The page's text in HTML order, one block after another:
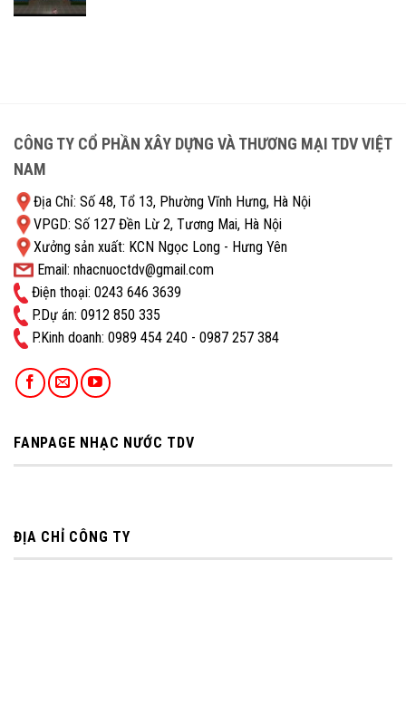
CÔNG TY CỔ PHẦN XÂY DỰNG VÀ THƯƠNG MẠI TDV VIỆT
NAM
Địa Chỉ: Số 48, Tổ 13, Phường Vĩnh Hưng, Hà Nội
VPGD: Số 127 Đền Lừ 2, Tương Mai, Hà Nội
Xưởng sản xuất: KCN Ngọc Long - Hưng Yên
Email: nhacnuoctdv@gmail.com
Điện thoại: 0243 646 3639
P.Dự án: 0912 850 335
P.Kinh doanh: ‭0989 454 240 - 0987 257 384
FANPAGE NHẠC NƯỚC TDV
ĐỊA CHỈ CÔNG TY